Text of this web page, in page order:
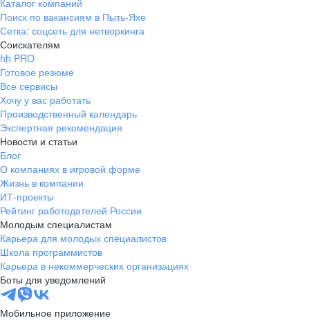
Каталог компаний
Поиск по вакансиям в Пыть-Яхе
Сетка: соцсеть для нетворкинга
Соискателям
hh PRO
Готовое резюме
Все сервисы
Хочу у вас работать
Производственный календарь
Экспертная рекомендация
Новости и статьи
Блог
О компаниях в игровой форме
Жизнь в компании
ИТ-проекты
Рейтинг работодателей России
Молодым специалистам
Карьера для молодых специалистов
Школа программистов
Карьера в некоммерческих организациях
Боты для уведомлений
Мобильное приложение